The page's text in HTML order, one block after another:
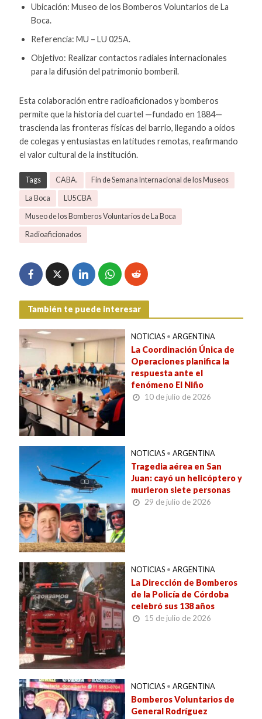
Ubicación: Museo de los Bomberos Voluntarios de La
Boca.
Referencia: MU – LU 025A.
Objetivo: Realizar contactos radiales internacionales
para la difusión del patrimonio bomberil.
Esta colaboración entre radioaficionados y bomberos
permite que la historia del cuartel —fundado en 1884—
trascienda las fronteras físicas del barrio, llegando a oídos
de colegas y entusiastas en latitudes remotas, reafirmando
el valor cultural de la institución.
Tags CABA. Fin de Semana Internacional de los Museos
La Boca LU5CBA
Museo de los Bomberos Voluntarios de La Boca
Radioaficionados
También te puede interesar
NOTICIAS • ARGENTINA
La Coordinación Única de
Operaciones planifica la
respuesta ante el
fenómeno El Niño
10 de julio de 2026
NOTICIAS • ARGENTINA
Tragedia aérea en San
Juan: cayó un helicóptero y
murieron siete personas
29 de julio de 2026
NOTICIAS • ARGENTINA
La Dirección de Bomberos
de la Policía de Córdoba
celebró sus 138 años
15 de julio de 2026
NOTICIAS • ARGENTINA
Bomberos Voluntarios de
General Rodríguez